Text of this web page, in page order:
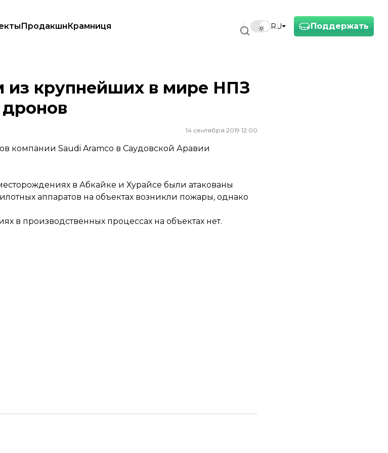
Поддержать
RU
ПродакшнКрамниця
дронов
из крупнейших в мире НПЗ
14 сентября 2019 12:00
компании Saudi Aramco в Саудовской Аравии
в Абкайке и Хурайсе были атакованы
аппаратов на объектах возникли пожары, однако
в производственных процессах на объектах нет.